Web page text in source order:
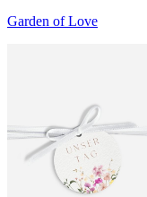
Garden of Love